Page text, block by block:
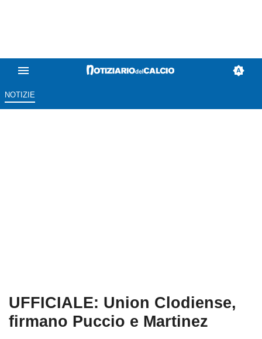
NOTIZIE
UFFICIALE: Union Clodiense,
firmano Puccio e Martinez